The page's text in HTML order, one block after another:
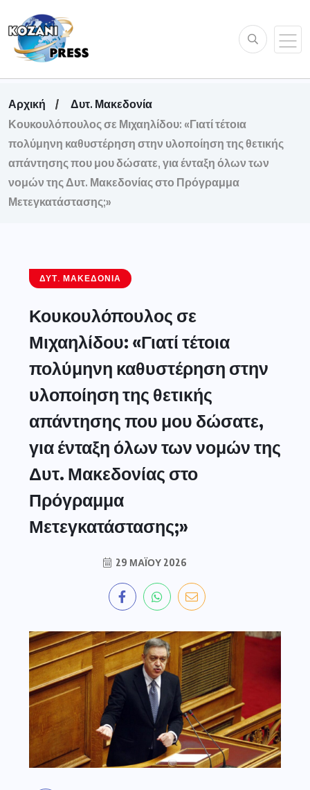
Αρχική
Δυτ. Μακεδονία
Κουκουλόπουλος σε Μιχαηλίδου: «Γιατί τέτοια
πολύμηνη καθυστέρηση στην υλοποίηση της θετικής
απάντησης που μου δώσατε, για ένταξη όλων των
νομών της Δυτ. Μακεδονίας στο Πρόγραμμα
Μετεγκατάστασης;»
ΔΥΤ. ΜΑΚΕΔΟΝΊΑ
Κουκουλόπουλος σε
Μιχαηλίδου: «Γιατί τέτοια
πολύμηνη καθυστέρηση στην
υλοποίηση της θετικής
απάντησης που μου δώσατε,
για ένταξη όλων των νομών της
Δυτ. Μακεδονίας στο
Πρόγραμμα
Μετεγκατάστασης;»
29 ΜΑΪ́ΟΥ 2026